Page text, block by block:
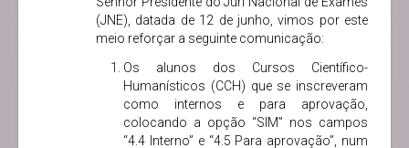
(JNE), datada de 12 de junho, vimos por este
meio reforçar a seguinte comunicação:
Os alunos dos Cursos Científico-
Humanísticos (CCH) que se inscreveram
como internos e para aprovação,
colocando a opção “SIM” nos campos
“4.4 Interno” e “4.5 Para aprovação”, num